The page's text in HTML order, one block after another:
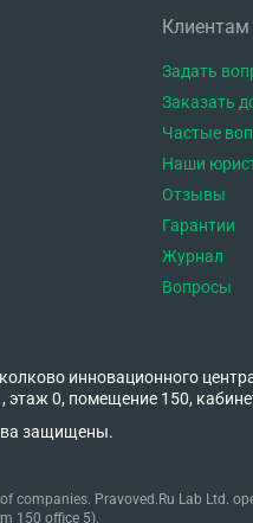
Клиентам
Задать
Заказать
Частые
Наши
Отзывы
Гарантии
Журнал
Вопросы
инновационного
этаж 0, помещение 150,
защищены.
companies. Pravoved.Ru Lab Ltd.
150 office 5).